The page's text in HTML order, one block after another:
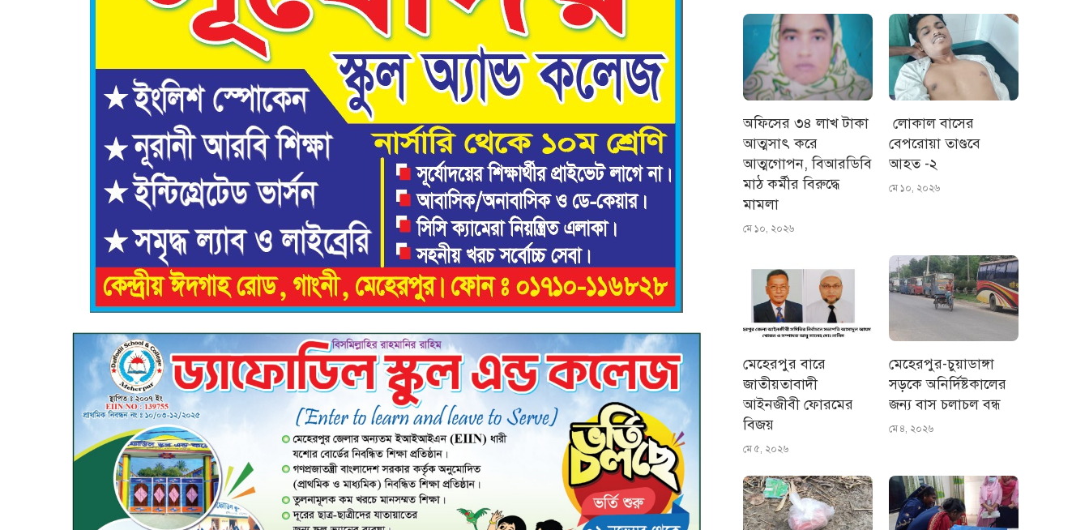
অফিসের ৩৪ লাখ টাকা
আত্মসাৎ করে
আত্মগোপন, বিআরডিবি
মাঠ কর্মীর বিরুদ্ধে
মামলা
মে ১০, ২০২৬
লোকাল বাসের
বেপরোয়া তাণ্ডবে
আহত -২
মে ১০, ২০২৬
মেহেরপুর বারে
জাতীয়তাবাদী
আইনজীবী ফোরমের
বিজয়
মে ৫, ২০২৬
মেহেরপুর-চুয়াডাঙ্গা
সড়কে অনির্দিষ্টকালের
জন্য বাস চলাচল বন্ধ
মে ৪, ২০২৬